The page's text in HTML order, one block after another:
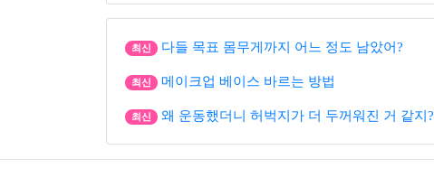
최신 다들 목표 몸무게까지 어느 정도 남았어?
최신 메이크업 베이스 바르는 방법
최신 왜 운동했더니 허벅지가 더 두꺼워진 거 같지?